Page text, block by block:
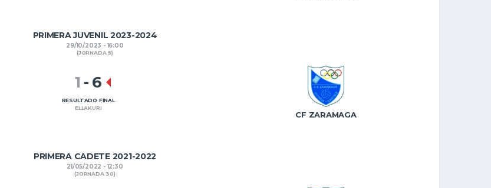
PRIMERA JUVENIL 2023-2024
29/10/2023 - 16:00
(JORNADA 5)
CF ZARAMAGA
1 - 6
RESULTADO FINAL
ELLAKURI
PRIMERA CADETE 2021-2022
21/05/2022 - 12:30
(JORNADA 30)